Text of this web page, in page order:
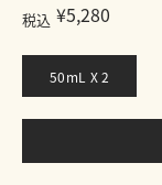
税込 ¥5,280
50mL X 2